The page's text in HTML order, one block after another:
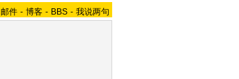
邮件 - 博客 - BBS - 我说两句